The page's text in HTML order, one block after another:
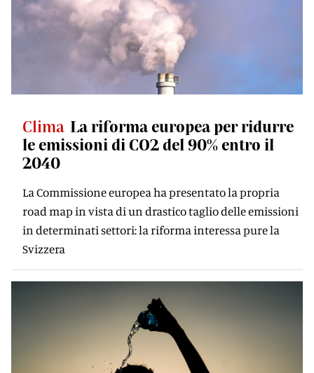
Clima La riforma europea per ridurre
le emissioni di CO2 del 90% entro il
2040
La Commissione europea ha presentato la propria
road map in vista di un drastico taglio delle emissioni
in determinati settori: la riforma interessa pure la
Svizzera